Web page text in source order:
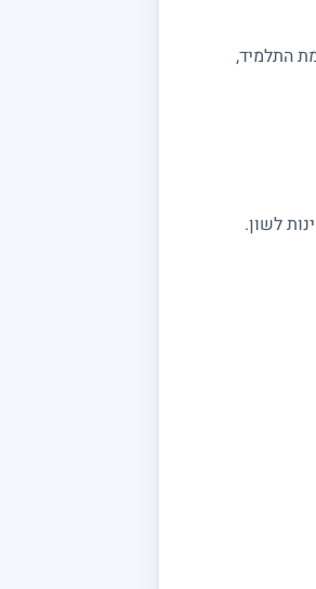
התלמיד,
לשון.